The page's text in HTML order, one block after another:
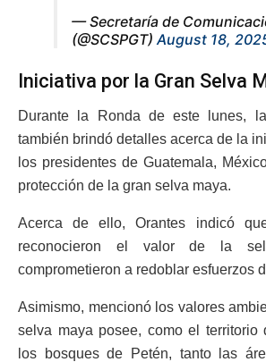
— Secretaría de
(@SCSPGT)August 18,
Iniciativa por la Gran Selva
Durante la Ronda de este lunes,
también brindó detalles acerca de la
los presidentes de Guatemala,
protección de la gran selva maya.
Acerca de ello, Orantes indicó
reconocieron el valor de la
comprometieron a redoblar esfuerzos
Asimismo, mencionó los valores
selva maya posee, como el territorio
los bosques de Petén, tanto las